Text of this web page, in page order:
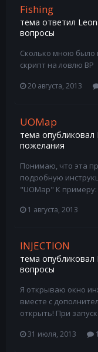
Fishing
тема ответил
вопросы
Сколько мною было
скрипт на ловлю BP
20 августа, 2013
UOMap
тема опубликовал
пожелания
Понимаю, что эта
подробную
"UOMap" К
1 августа, 2013
INJECTION
тема опубликовал
вопросы
Я открываю окно
вместе с
открыть! При
31 июля, 2013